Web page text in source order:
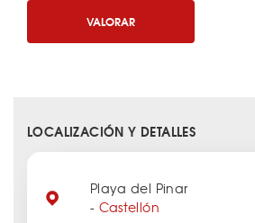
VALORAR
LOCALIZACIÓN Y DETALLES
Playa del Pinar
- Castellón